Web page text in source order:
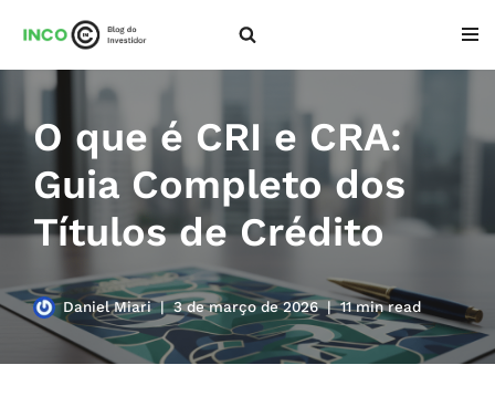
para
conteúdo
O que é CRI e CRA:
Guia Completo dos
Títulos de Crédito
Daniel Miari 3 de março de 2026 11 min read